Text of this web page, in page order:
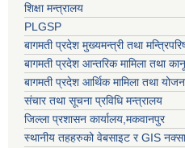
शिक्षा मन्त्रालय
PLGSP
बागमती प्रदेश मुख्यमन्त्री तथा
बागमती प्रदेश आन्तरिक मामिला तथा
बागमती प्रदेश आर्थिक मामिला तथा
संचार तथा सूचना प्रविधि मन्त्रालय
जिल्ला प्रशासन कार्यालय,मकवानपुर
स्थानीय तहहरुको वेबसाइट र GIS